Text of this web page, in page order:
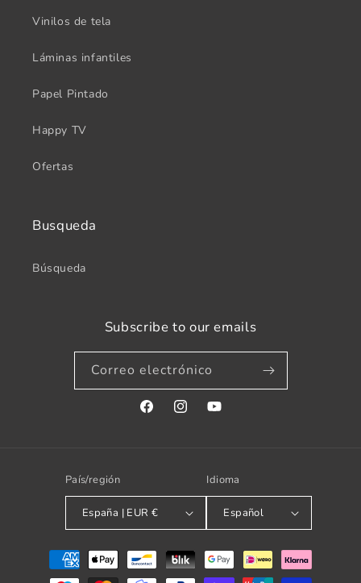
Vinilos de tela
Láminas infantiles
Papel Pintado
Happy TV
Ofertas
Busqueda
Búsqueda
Subscribe to our emails
Correo electrónico
FacebookInstagramYouTube
País/región
España | EUR €
Idioma
Español
Formas